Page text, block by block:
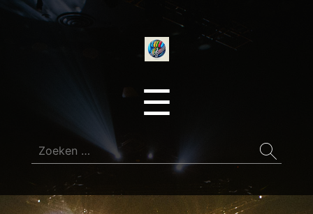
☰
Zoeken
naar: